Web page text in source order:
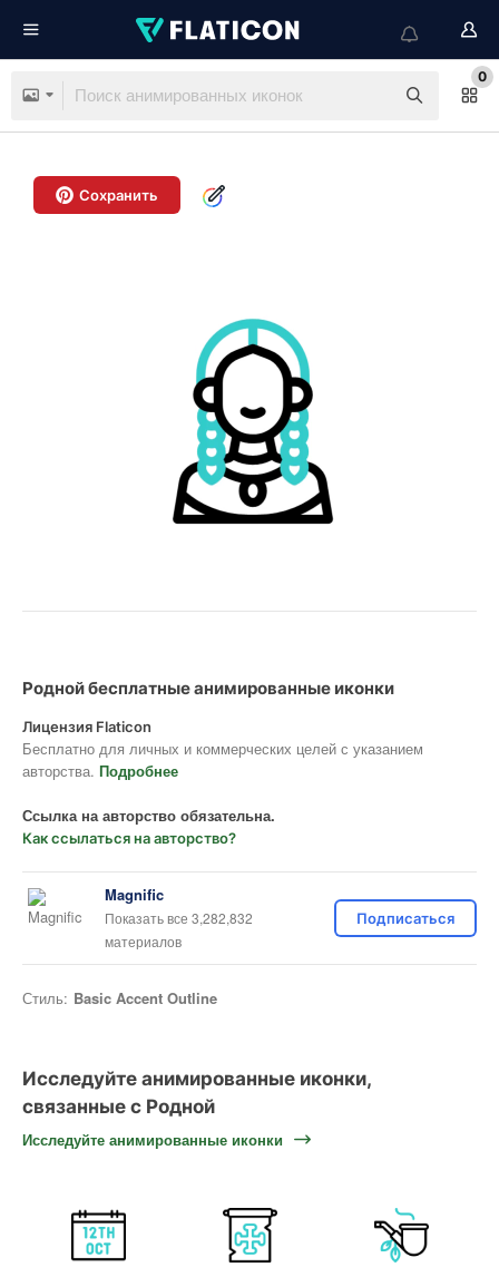
0
Сохранить
Родной бесплатные анимированные иконки
Лицензия Flaticon
Бесплатно для личных и коммерческих целей с указанием
авторства. Подробнее
Ссылка на авторство обязательна.
Как ссылаться на авторство?
Magnific
Показать все 3,282,832
материалов
Подписаться
Стиль: Basic Accent Outline
Исследуйте анимированные иконки,
связанные с Родной
Исследуйте анимированные иконки